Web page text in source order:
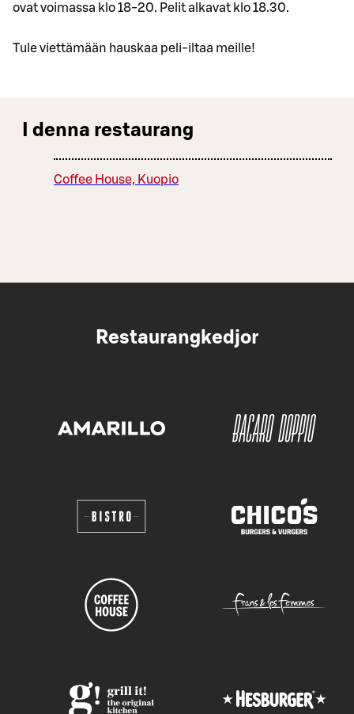
ovat voimassa klo 18-20. Pelit alkavat klo 18.30.
Tule viettämään hauskaa peli-iltaa meille!
I denna restaurang
Coffee House, Kuopio
Restaurangkedjor